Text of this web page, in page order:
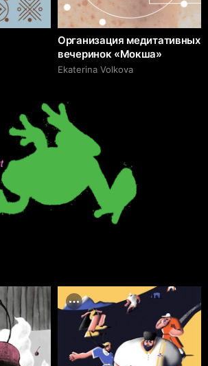
Организация медитативных
вечеринок «Мокша»
Ekaterina Volkova